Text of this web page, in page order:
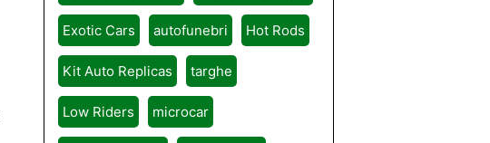
Exotic Cars autofunebri Hot Rods
Kit Auto Replicas targhe
Low Riders microcar